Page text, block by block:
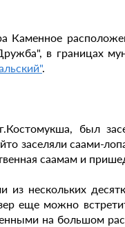
Каменное
в границах
.
был
заселяли саами-
саамам и
нескольких
еще можно
на большом